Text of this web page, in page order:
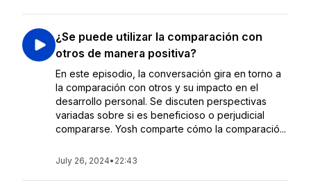
¿Se puede utilizar la comparación con
otros de manera positiva?
En este episodio, la conversación gira en torno a
la comparación con otros y su impacto en el
desarrollo personal. Se discuten perspectivas
variadas sobre si es beneficioso o perjudicial
compararse. Yosh comparte cómo la comparació...
July 26, 2024• 22:43